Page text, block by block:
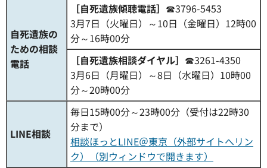
自死遺族の
ための相談
電話
［自死遺族傾聴電話］ ☎3796-5453
3月7日（火曜日）～10日（金曜日）12時00
分～16時00分
［自死遺族相談ダイヤル］ ☎3261-4350
3月6日（月曜日）～8日（水曜日）10時00
分～20時00分
LINE相談
毎日15時00分～23時00分（受付は22時30
分まで）
相談ほっとLINE＠東京（外部サイトへリン
ク）（別ウィンドウで開きます）